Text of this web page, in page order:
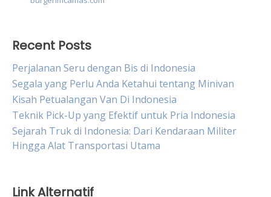
Recent Posts
Perjalanan Seru dengan Bis di Indonesia
Segala yang Perlu Anda Ketahui tentang Minivan
Kisah Petualangan Van Di Indonesia
Teknik Pick-Up yang Efektif untuk Pria Indonesia
Sejarah Truk di Indonesia: Dari Kendaraan Militer
Hingga Alat Transportasi Utama
Link Alternatif